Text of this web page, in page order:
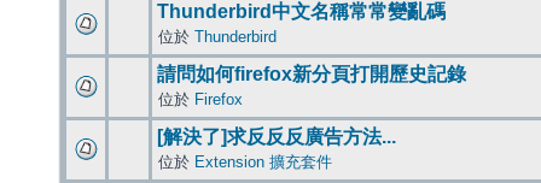
Thunderbird中文名稱常常變亂碼
位於 Thunderbird
請問如何firefox新分頁打開歷史記錄
位於 Firefox
[解決了]求反反反廣告方法...
位於 Extension 擴充套件